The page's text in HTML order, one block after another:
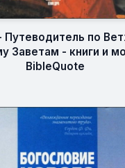
Путеводитель по
Заветам - книги и
BibleQuote